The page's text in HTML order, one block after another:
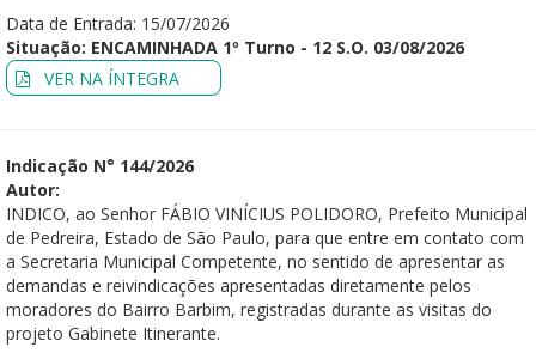
Data de Entrada: 15/07/2026
Situação: ENCAMINHADA 1º Turno - 12 S.O. 03/08/2026
VER NA ÍNTEGRA
Indicação N° 144/2026
Autor:
INDICO, ao Senhor FÁBIO VINÍCIUS POLIDORO, Prefeito Municipal
de Pedreira, Estado de São Paulo, para que entre em contato com
a Secretaria Municipal Competente, no sentido de apresentar as
demandas e reivindicações apresentadas diretamente pelos
moradores do Bairro Barbim, registradas durante as visitas do
projeto Gabinete Itinerante.